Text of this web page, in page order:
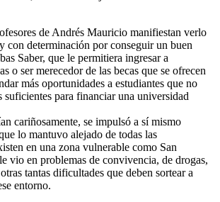
de Andrés Mauricio manifiestan verlo
con determinación por conseguir un buen
Saber, que le permitiera ingresar a
o ser merecedor de las becas que se ofrecen
más oportunidades a estudiantes que no
suficientes para financiar una universidad
cariñosamente, se impulsó a sí mismo
lo mantuvo alejado de todas las
en una zona vulnerable como San
vio en problemas de convivencia, de drogas,
tantas dificultades que deben sortear a
entorno.